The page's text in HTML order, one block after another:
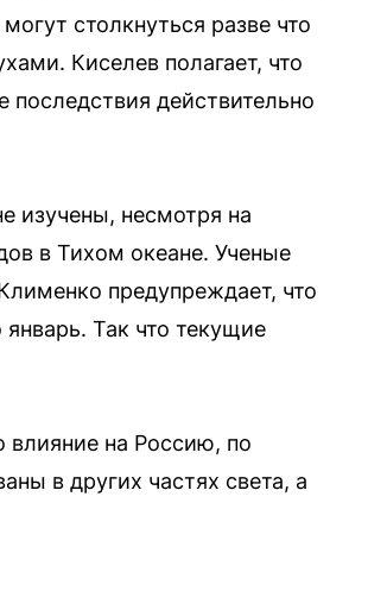
столкнуться разве что
Киселев полагает, что
действительно
изучены, несмотря на
в Тихом океане. Ученые
предупреждает, что
Так что текущие
влияние на Россию, по
в других частях света, а